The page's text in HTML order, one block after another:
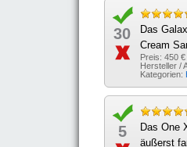
30
Das
Cream
Preis: 450 €
Hersteller /
Kategorien:
5
Das One
äußerst